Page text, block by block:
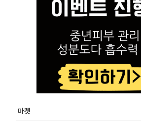
마켓